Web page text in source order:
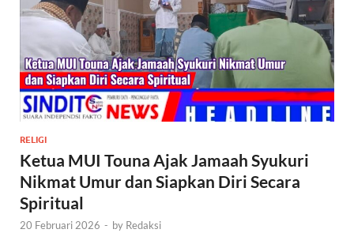
RELIGI
Ketua MUI Touna Ajak Jamaah Syukuri
Nikmat Umur dan Siapkan Diri Secara
Spiritual
20 Februari 2026 - by Redaksi